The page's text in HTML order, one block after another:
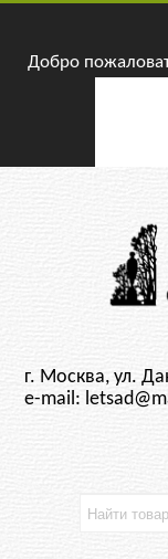
Добро
г. Москва, ул.
e-mail: